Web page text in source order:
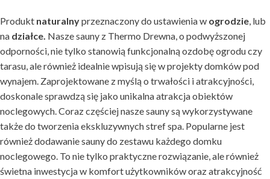
Produkt naturalnyprzeznaczony do ustawienia w ogrodzie, lub
na działce. Nasze sauny z Thermo Drewna, o podwyższonej
odporności, nie tylko stanowią funkcjonalną ozdobę ogrodu czy
tarasu, ale również idealnie wpisują się w projekty domków pod
wynajem. Zaprojektowane z myślą o trwałości i atrakcyjności,
doskonale sprawdzą się jako unikalna atrakcja obiektów
noclegowych. Coraz częściej nasze sauny są wykorzystywane
także do tworzenia ekskluzywnych stref spa. Popularne jest
również dodawanie sauny do zestawu każdego domku
noclegowego. To nie tylko praktyczne rozwiązanie, ale również
świetna inwestycja w komfort użytkowników oraz atrakcyjność